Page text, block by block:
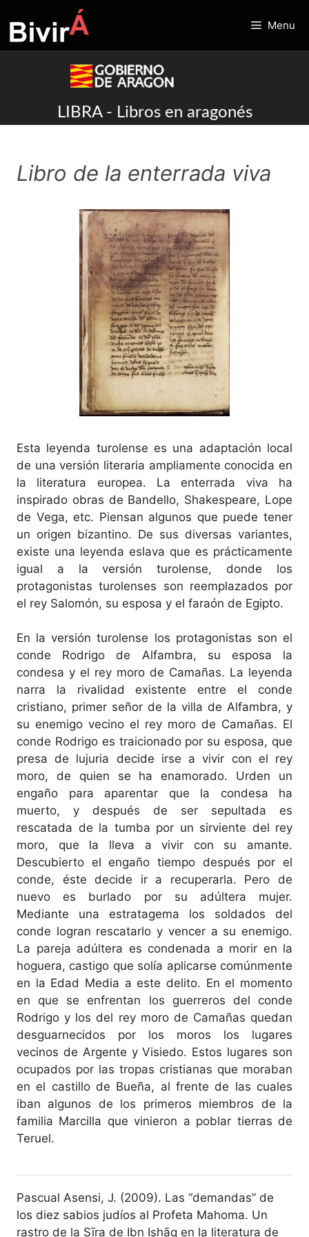
to
content
Menu
LIBRA - Libros en aragonés
Libro de la enterrada viva
Esta leyenda turolense es una adaptación local
de una versión literaria ampliamente conocida en
la literatura europea. La enterrada viva ha
inspirado obras de Bandello, Shakespeare, Lope
de Vega, etc. Piensan algunos que puede tener
un origen bizantino. De sus diversas variantes,
existe una leyenda eslava que es prácticamente
igual a la versión turolense, donde los
protagonistas turolenses son reemplazados por
el rey Salomón, su esposa y el faraón de Egipto.
En la versión turolense los protagonistas son el
conde Rodrigo de Alfambra, su esposa la
condesa y el rey moro de Camañas. La leyenda
narra la rivalidad existente entre el conde
cristiano, primer señor de la villa de Alfambra, y
su enemigo vecino el rey moro de Camañas. El
conde Rodrigo es traicionado por su esposa, que
presa de lujuria decide irse a vivir con el rey
moro, de quien se ha enamorado. Urden un
engaño para aparentar que la condesa ha
muerto, y después de ser sepultada es
rescatada de la tumba por un sirviente del rey
moro, que la lleva a vivir con su amante.
Descubierto el engaño tiempo después por el
conde, éste decide ir a recuperarla. Pero de
nuevo es burlado por su adúltera mujer.
Mediante una estratagema los soldados del
conde logran rescatarlo y vencer a su enemigo.
La pareja adúltera es condenada a morir en la
hoguera, castigo que solía aplicarse comúnmente
en la Edad Media a este delito. En el momento
en que se enfrentan los guerreros del conde
Rodrigo y los del rey moro de Camañas quedan
desguarnecidos por los moros los lugares
vecinos de Argente y Visiedo. Estos lugares son
ocupados por las tropas cristianas que moraban
en el castillo de Bueña, al frente de las cuales
iban algunos de los primeros miembros de la
familia Marcilla que vinieron a poblar tierras de
Teruel.
Pascual Asensi, J. (2009). Las “demandas” de
los diez sabios judíos al Profeta Mahoma. Un
rastro de la Sīra de Ibn Ishāq en la literatura de